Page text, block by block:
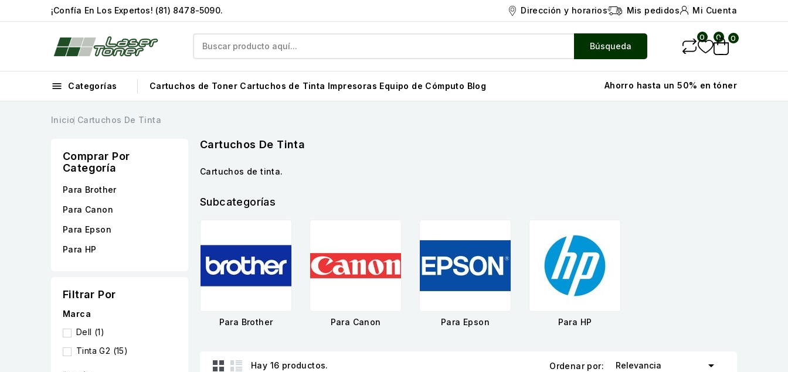
¡Confía En Los Expertos! (81) 8478-5090. Dirección y horarios Mis pedidos Mi Cuenta
Búsqueda
0 0 0
 Categorías Cartuchos de Toner Cartuchos de Tinta Impresoras Equipo de Cómputo Blog Ahorro hasta un 50% en tóner
Inicio Cartuchos De Tinta
Comprar Por
Categoría
Para Brother
Para Canon
Para Epson
Para HP
Filtrar Por
Marca
Dell (1)
Tinta G2 (15)
Cartuchos De Tinta
Cartuchos de tinta.
Subcategorías
Para Brother Para Canon Para Epson Para HP
Hay 16 productos. Ordenar por: Relevancia 